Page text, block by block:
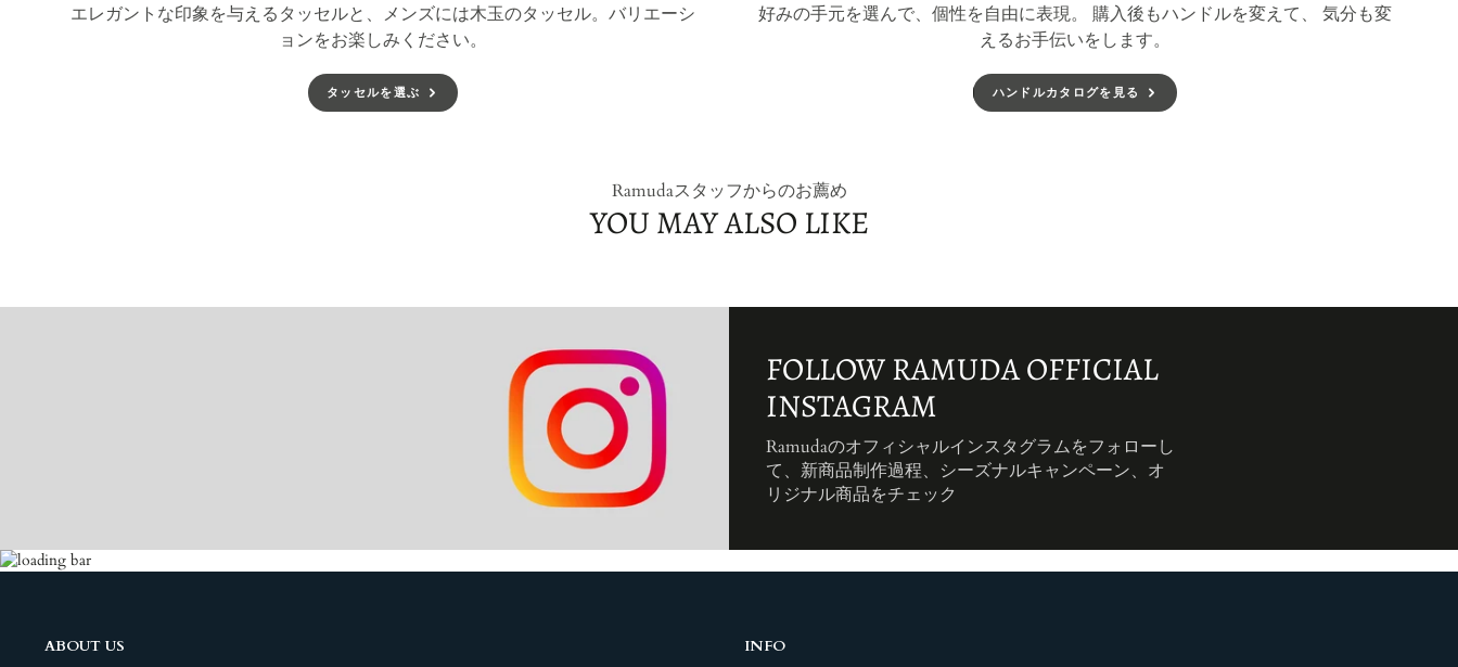
エレガントな印象を与えるタッセルと、メンズには木玉のタッセル。バリエーシ
ョンをお楽しみください。
タッセルを選ぶ
好みの手元を選んで、個性を自由に表現。 購入後もハンドルを変えて、 気分も変
えるお手伝いをします。
ハンドルカタログを見る
Ramudaスタッフからのお薦め
YOU MAY ALSO LIKE
FOLLOW RAMUDA OFFICIAL
INSTAGRAM
Ramudaのオフィシャルインスタグラムをフォローし
て、新商品制作過程、シーズナルキャンペーン、オ
リジナル商品をチェック
ABOUT US INFO